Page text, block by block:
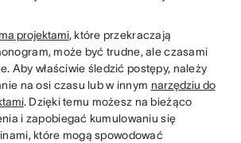
projektami, które przekraczają
może być trudne, ale czasami
Aby właściwie śledzić postępy, należy
na osi czasu lub w innym narzędziu do
. Dzięki temu możesz na bieżąco
i zapobiegać kumulowaniu się
które mogą spowodować